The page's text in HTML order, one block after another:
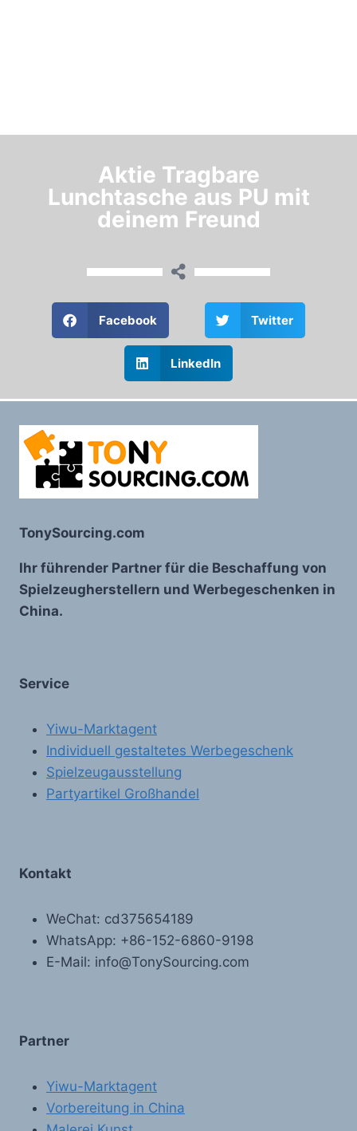
Aktie Tragbare
Lunchtasche aus PU mit
deinem Freund
Facebook Twitter
LinkedIn
TonySourcing.com
Ihr führender Partner für die Beschaffung von
Spielzeugherstellern und Werbegeschenken in
China.
Service
Yiwu-Marktagent
Individuell gestaltetes Werbegeschenk
Spielzeugausstellung
Partyartikel Großhandel
Kontakt
WeChat: cd375654189
WhatsApp: +86-152-6860-9198
E-Mail: info@TonySourcing.com
Partner
Yiwu-Marktagent
Vorbereitung in China